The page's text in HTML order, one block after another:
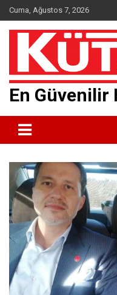
Skip
to
content
Cuma, Ağustos 7, 2026
En Güvenilir